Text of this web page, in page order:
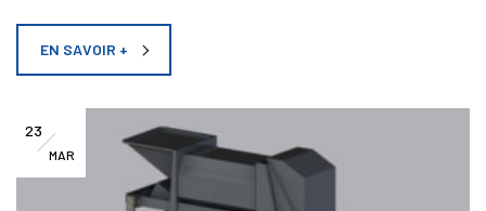
EN SAVOIR +
23
MAR